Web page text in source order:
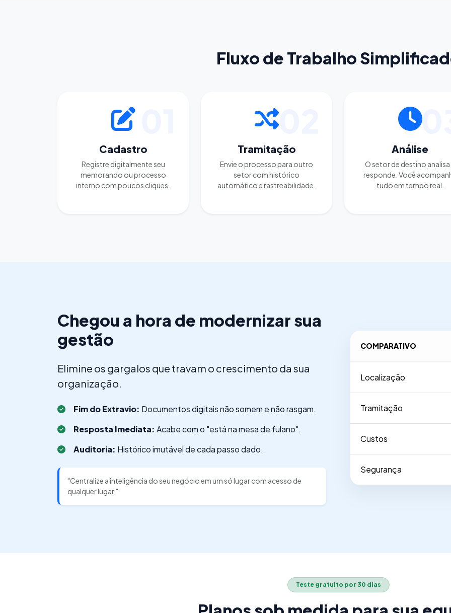
Fluxo de Trabalho
Cadastro
Registre digitalmente seu
memorando ou processo
interno com poucos cliques.
02
Tramitação
Envie o processo para outro
setor com histórico
automático e rastreabilidade.
Análise
O setor de destino analisa
responde. Você
tudo em tempo real.
Chegou a hora de modernizar sua
gestão
Elimine os gargalos que travam o crescimento da sua
organização.
Fim do Extravio: Documentos digitais não somem e não rasgam.
Resposta Imediata: Acabe com o "está na mesa de fulano".
Auditoria: Histórico imutável de cada passo dado.
"Centralize a inteligência do seu negócio em um só lugar com acesso de
qualquer lugar."
COMPARATIVO
Localização
Tramitação
Custos
Segurança
Teste gratuito por 30 dias